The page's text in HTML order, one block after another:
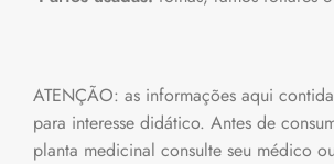
ATENÇÃO: as informações aqui
para interesse didático. Antes de
planta medicinal consulte seu médico